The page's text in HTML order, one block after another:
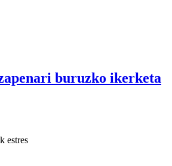
buruzko ikerketa
estres